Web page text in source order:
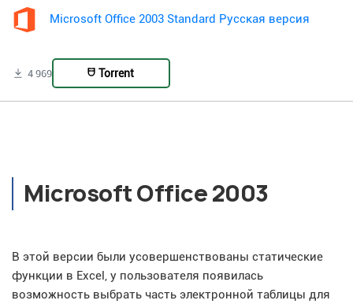
Microsoft Office 2003 Standard Русская версия
4 969 Torrent
Microsoft Office 2003
В этой версии были усовершенствованы статические
функции в Excel, у пользователя появилась
возможность выбрать часть электронной таблицы для